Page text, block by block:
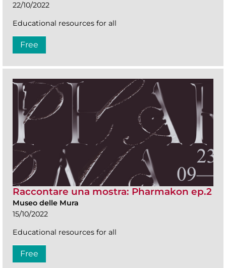
22/10/2022
Educational resources for all
Free
Raccontare una mostra: Pharmakon ep.2
Museo delle Mura
15/10/2022
Educational resources for all
Free